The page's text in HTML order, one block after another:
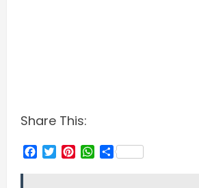
Share This:
Facebook
TwitterPinterestWhatsApp
Share